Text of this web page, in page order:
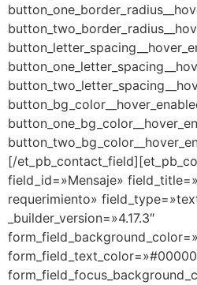
[/
field_id=»Mensaje»
requerimiento»
_builder_version=»4.17.3″